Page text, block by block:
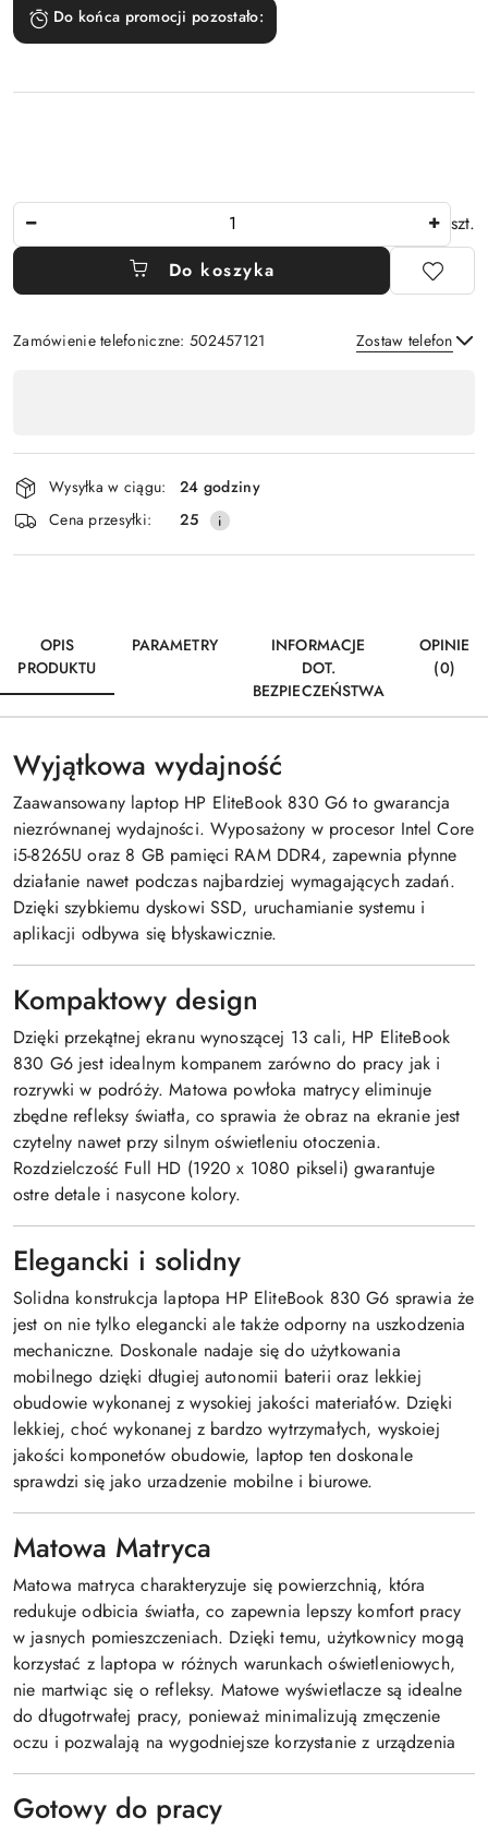
Do końca promocji pozostało:
szt.
Do koszyka
Zamówienie telefoniczne: 502457121 Zostaw telefon
płatność
i
dostawa
Wysyłka w ciągu:
24 godziny
Cena przesyłki:
25
OPIS
PRODUKTU
PARAMETRY
INFORMACJE
DOT.
BEZPIECZEŃSTWA
OPINIE
(0)
Wyjątkowa wydajność
Zaawansowany laptop HP EliteBook 830 G6 to gwarancja
niezrównanej wydajności. Wyposażony w procesor Intel Core
i5-8265U oraz 8 GB pamięci RAM DDR4, zapewnia płynne
działanie nawet podczas najbardziej wymagających zadań.
Dzięki szybkiemu dyskowi SSD, uruchamianie systemu i
aplikacji odbywa się błyskawicznie.
Kompaktowy design
Dzięki przekątnej ekranu wynoszącej 13 cali, HP EliteBook
830 G6 jest idealnym kompanem zarówno do pracy jak i
rozrywki w podróży. Matowa powłoka matrycy eliminuje
zbędne refleksy światła, co sprawia że obraz na ekranie jest
czytelny nawet przy silnym oświetleniu otoczenia.
Rozdzielczość Full HD (1920 x 1080 pikseli) gwarantuje
ostre detale i nasycone kolory.
Elegancki i solidny
Solidna konstrukcja laptopa HP EliteBook 830 G6 sprawia że
jest on nie tylko elegancki ale także odporny na uszkodzenia
mechaniczne. Doskonale nadaje się do użytkowania
mobilnego dzięki długiej autonomii baterii oraz lekkiej
obudowie wykonanej z wysokiej jakości materiałów. Dzięki
lekkiej, choć wykonanej z bardzo wytrzymałych, wyskoiej
jakości komponetów obudowie, laptop ten doskonale
sprawdzi się jako urzadzenie mobilne i biurowe.
Matowa Matryca
Matowa matryca charakteryzuje się powierzchnią, która
redukuje odbicia światła, co zapewnia lepszy komfort pracy
w jasnych pomieszczeniach. Dzięki temu, użytkownicy mogą
korzystać z laptopa w różnych warunkach oświetleniowych,
nie martwiąc się o refleksy. Matowe wyświetlacze są idealne
do długotrwałej pracy, ponieważ minimalizują zmęczenie
oczu i pozwalają na wygodniejsze korzystanie z urządzenia
Gotowy do pracy